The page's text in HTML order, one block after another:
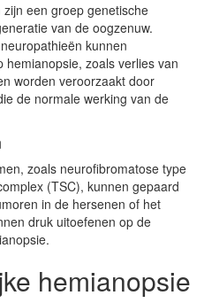
een groep genetische
van de oogzenuw.
kunnen
zoals verlies van
worden veroorzaakt door
de normale werking van de
zoals neurofibromatose type
(TSC), kunnen gepaard
in de hersenen of het
druk uitoefenen op de
hemianopsie